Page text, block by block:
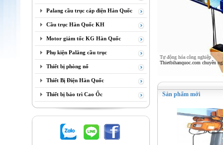
Palang cầu trục cáp điện Hàn Quốc
Cầu trục Hàn Quốc KH
Motor giảm tốc KG Hàn Quốc
Phụ kiện Palăng cầu trục
Thiết bị phòng nổ
Thiết Bị Điện Hàn Quốc
Thiết bị bảo trì Cao Ốc
Tự động hóa công nghiệp
Thietbihanquoc.com chuyên
Sản phẩm mới